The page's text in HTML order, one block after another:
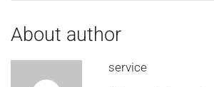
About author
service